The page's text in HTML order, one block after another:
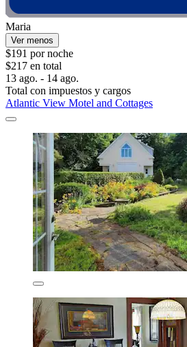
Maria
Ver menos
$191 por noche
$217 en total
13 ago. - 14 ago.
Total con impuestos y cargos
Atlantic View Motel and Cottages